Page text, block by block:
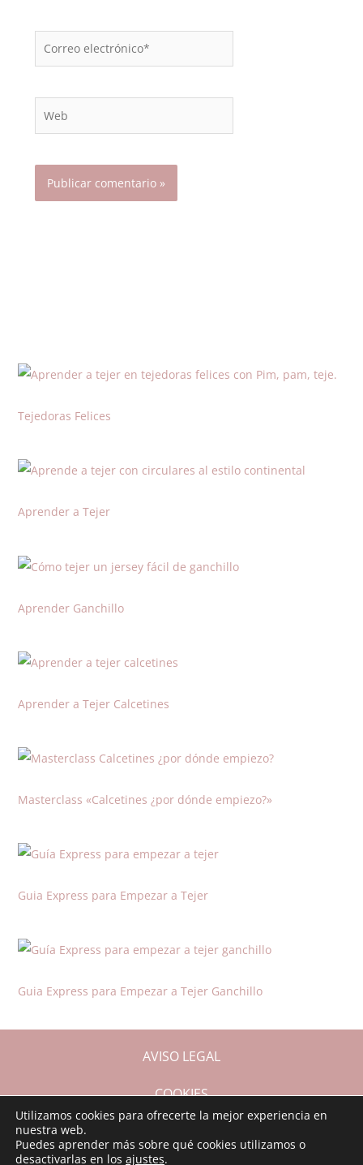
Correo
electrónico*
Tejedoras Felices
Aprender a Tejer
Aprender Ganchillo
Aprender a Tejer Calcetines
Masterclass «Calcetines ¿por dónde empiezo?»
Guia Express para Empezar a Tejer
Guia Express para Empezar a Tejer Ganchillo
AVISO LEGAL
COOKIES
Utilizamos cookies para ofrecerte la mejor experiencia en
nuestra web.
Puedes aprender más sobre qué cookies utilizamos o
desactivarlas en los ajustes.